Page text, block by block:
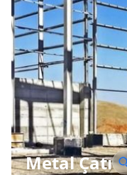
Metal Çatı